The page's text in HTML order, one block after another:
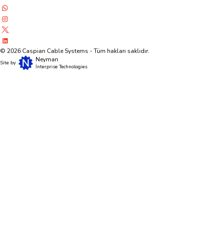
© 2026 Caspian Cable Systems - Tüm hakları saklıdır.
Site by Neyman
İnterprise Technologies